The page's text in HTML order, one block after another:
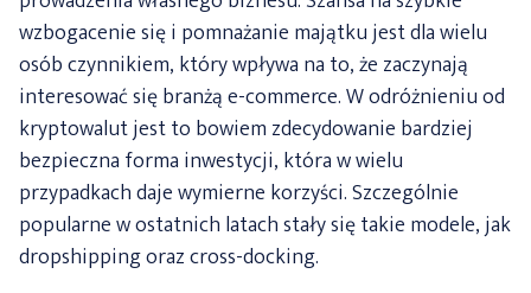
wzbogacenie się i pomnażanie majątku jest dla wielu
osób czynnikiem, który wpływa na to, że zaczynają
interesować się branżą e-commerce. W odróżnieniu od
kryptowalut jest to bowiem zdecydowanie bardziej
bezpieczna forma inwestycji, która w wielu
przypadkach daje wymierne korzyści. Szczególnie
popularne w ostatnich latach stały się takie modele, jak
dropshipping oraz cross-docking.